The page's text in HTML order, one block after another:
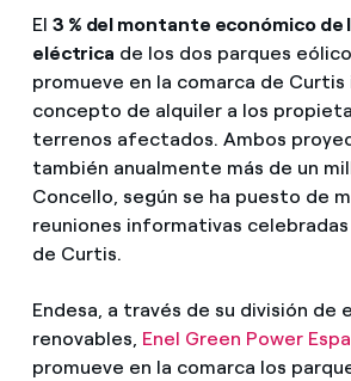
El 3 % del montante económico de
eléctrica de los dos parques
promueve en la comarca de Curtis
concepto de alquiler a los
terrenos afectados. Ambos
también anualmente más de un
Concello, según se ha puesto de
reuniones informativas
de Curtis.
Endesa, a través de su división de
renovables, Enel Green Power
promueve en la comarca los